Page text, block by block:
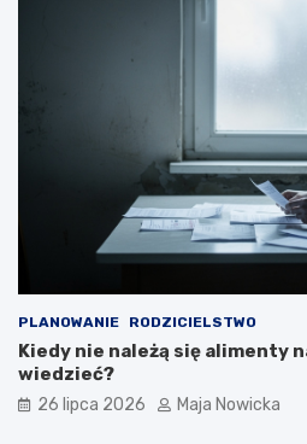
PLANOWANIE RODZICIELSTWO
Kiedy nie należą się alimenty
wiedzieć?
26 lipca 2026 Maja Nowicka